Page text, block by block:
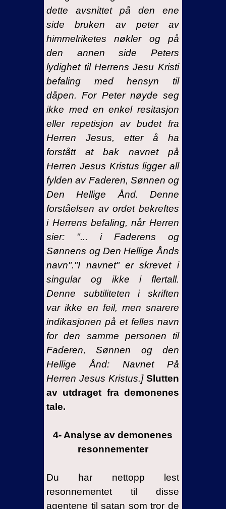
dette avsnittet på den ene
side bruken av peter av
himmelriketes nøkler og på
den annen side Peters
lydighet til Herrens Jesu Kristi
befaling med hensyn til
dåpen. For Peter nøyde seg
ikke med en enkel resitasjon
eller repetisjon av budet fra
Herren Jesus, etter å ha
forstått at bak navnet på
Herren Jesus Kristus ligger all
fylden av Faderen, Sønnen og
Den Hellige Ånd. Denne
forståelsen av ordet bekreftes
i Herrens befaling, når Herren
sier: "... i Faderens og
Sønnens og Den Hellige Ånds
navn"."I navnet" er skrevet i
singular og ikke i flertall.
Denne subtiliteten i skriften
var ikke en feil, men snarere
indikasjonen på et felles navn
for den samme personen til
Faderen, Sønnen og den
Hellige Ånd: Navnet På
Herren Jesus Kristus.] Slutten
av utdraget fra demonenes
tale.
4- Analyse av demonenes
resonnementer
Du har nettopp lest
resonnementet til disse
agentene til satan som tror de